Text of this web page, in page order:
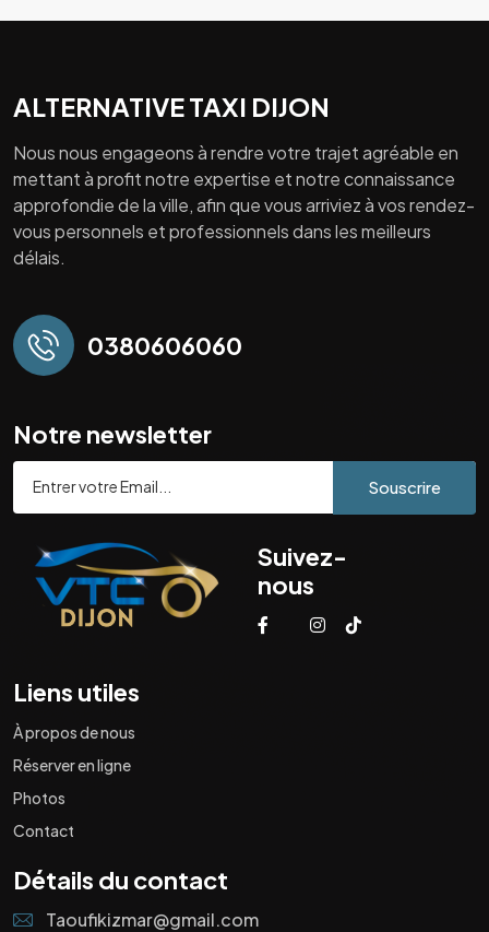
ALTERNATIVE TAXI DIJON
Nous nous engageons à rendre votre trajet agréable en
mettant à profit notre expertise et notre connaissance
approfondie de la ville, afin que vous arriviez à vos rendez-
vous personnels et professionnels dans les meilleurs
délais.
0380606060
Notre newsletter
Souscrire
Suivez-
nous
Liens utiles
À propos de nous
Réserver en ligne
Photos
Contact
Détails du contact
Taoufikizmar@gmail.com